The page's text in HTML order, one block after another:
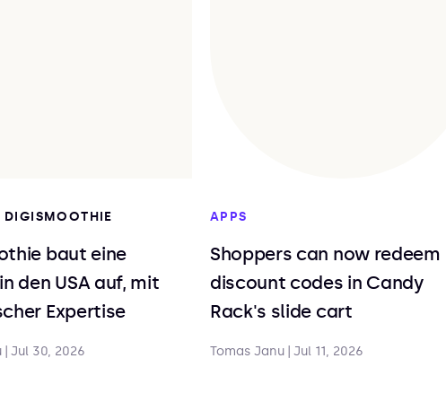
DIGISMOOTHIE
baut eine
den USA auf, mit
Expertise
Jul 30, 2026
APPS
Shoppers can now redeem
discount codes in Candy
Rack's slide cart
Tomas Janu Jul 11, 2026